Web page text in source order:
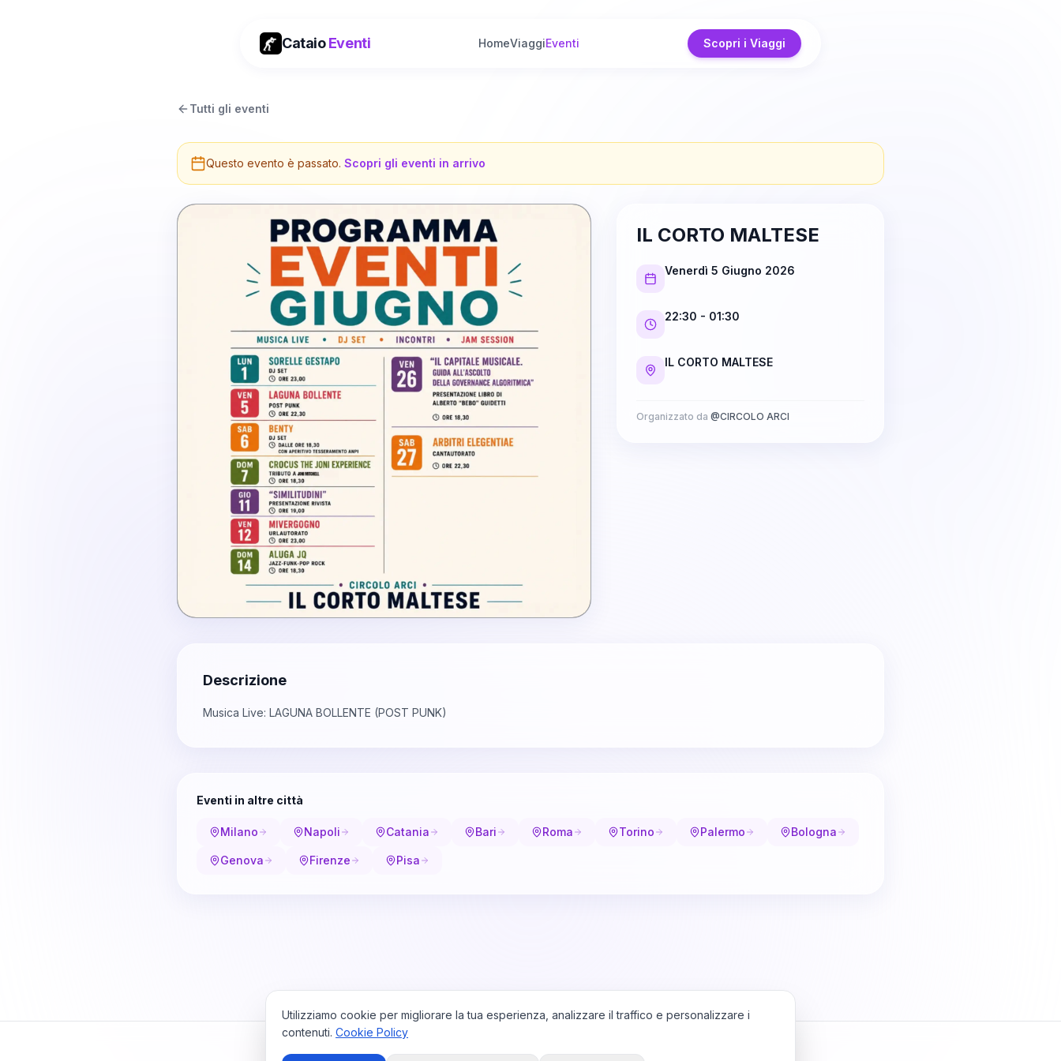
CataioEventi HomeViaggiEventi Scopri i Viaggi
Tutti gli eventi
Questo evento è passato. Scopri gli eventi in arrivo
IL CORTO MALTESE
Venerdì 5 Giugno 2026
22:30 - 01:30
IL CORTO MALTESE
Organizzato da @CIRCOLO ARCI
Descrizione
Musica Live: LAGUNA BOLLENTE (POST PUNK)
Eventi in altre città
Milano Napoli Catania Bari Roma Torino Palermo Bologna
Genova Firenze Pisa
Utilizziamo cookie per migliorare la tua esperienza, analizzare il traffico e personalizzare i
contenuti. Cookie Policy